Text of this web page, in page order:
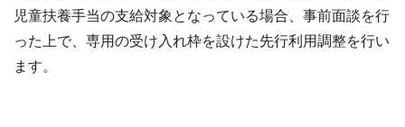
児童扶養手当の支給対象となっている場合、事前面談を行
った上で、専用の受け入れ枠を設けた先行利用調整を行い
ます。